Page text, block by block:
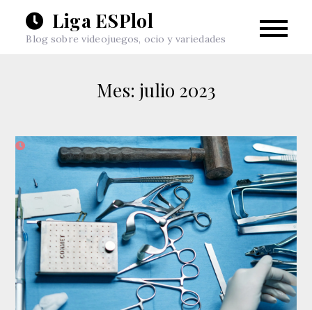
Liga ESPlol
Blog sobre videojuegos, ocio y variedades
Mes: julio 2023